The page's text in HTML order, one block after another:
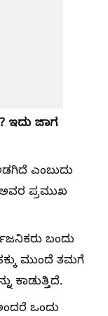
ಇದು ಜಾಗ
ಎಂಬುದು
ಪ್ರಮುಖ
ಬಂದು
ಮುಂದೆ ತಮಗೆ
ಕಾಡುತ್ತಿದೆ.
ಒಂದು